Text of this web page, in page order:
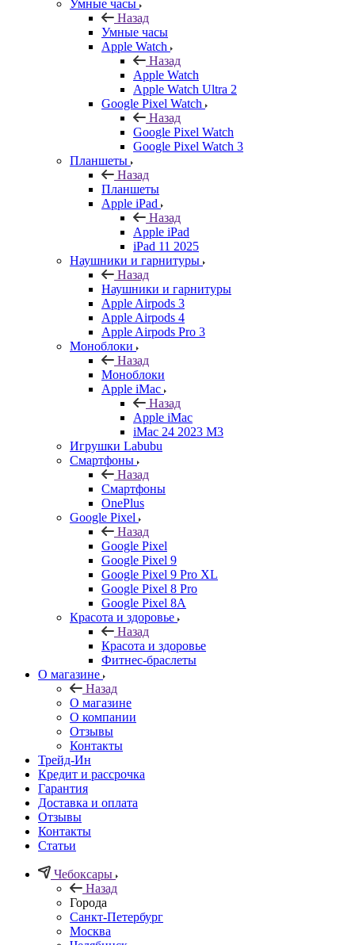
Умные часы
Назад
Умные часы
Apple Watch
Назад
Apple Watch
Apple Watch Ultra 2
Google Pixel Watch
Назад
Google Pixel Watch
Google Pixel Watch 3
Планшеты
Назад
Планшеты
Apple iPad
Назад
Apple iPad
iPad 11 2025
Наушники и гарнитуры
Назад
Наушники и гарнитуры
Apple Airpods 3
Apple Airpods 4
Apple Airpods Pro 3
Моноблоки
Назад
Моноблоки
Apple iMac
Назад
Apple iMac
iMac 24 2023 M3
Игрушки Labubu
Смартфоны
Назад
Смартфоны
OnePlus
Google Pixel
Назад
Google Pixel
Google Pixel 9
Google Pixel 9 Pro XL
Google Pixel 8 Pro
Google Pixel 8A
Красота и здоровье
Назад
Красота и здоровье
Фитнес-браслеты
О магазине
Назад
О магазине
О компании
Отзывы
Контакты
Трейд-Ин
Кредит и рассрочка
Гарантия
Доставка и оплата
Отзывы
Контакты
Статьи
Чебоксары
Назад
Города
Санкт-Петербург
Москва